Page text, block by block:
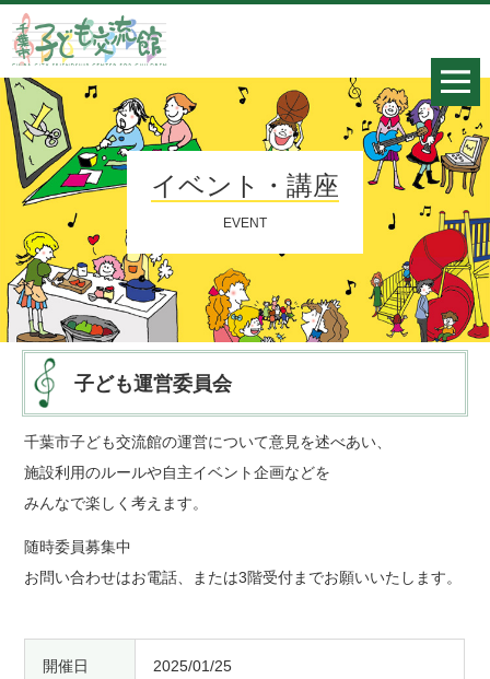
イベント・講座
EVENT
子ども運営委員会
千葉市子ども交流館の運営について意見を述べあい、
施設利用のルールや自主イベント企画などを
みんなで楽しく考えます。
随時委員募集中
お問い合わせはお電話、または3階受付までお願いいたします。
開催日 2025/01/25